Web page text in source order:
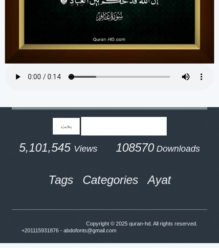
5,101,545Views 108570 Downloads
Tags Categories Ayat
Copyright © 2025quran-hd . All rights reserved.
+201115931876 - abdofonts@gmail.com